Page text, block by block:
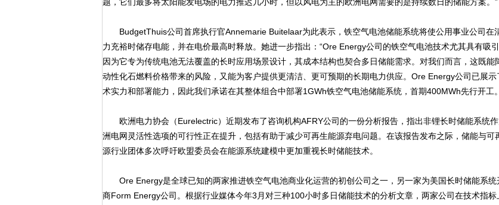
BudgetThuis公司首席执行官Annemarie Buitelaar为此表示，铁空气电池储能系统将使公用事业公司在
力充裕时储存电能，并在电价最高时释放。她进一步指出：“Ore Energy公司的铁空气电池技术尤其具有吸引
因为它专为传统电池无法覆盖的长时应用场景设计，其成本结构也契合多日储能需求。对我们而言，这既能
动性化石燃料价格带来的风险，又能为客户提供更清洁、更可预期的长期电力供应。Ore Energy公司已展示
术实力和部署能力，因此我们承诺在其整体组合中部署1GWh铁空气电池储能系统，首期400MWh先行开工
欧洲电力协会（Eurelectric）近期发布了咨询机构AFRY公司的一份分析报告，指出非锂长时储能系统
洲电网灵活性选项的可行性正在提升，包括有助于减少可再生能源弃电问题。在该报告发布之际，储能与可
源行业团体多次呼吁欧盟委员会在能源系统建模中更加重视长时储能技术。
Ore Energy是全球已知的两家推进铁空气电池商业化运营的初创公司之一，另一家为美国长时储能系统
商Form Energy公司。根据行业媒体今年3月对三种100小时多日储能技术的分析文章，两家公司在技术指标